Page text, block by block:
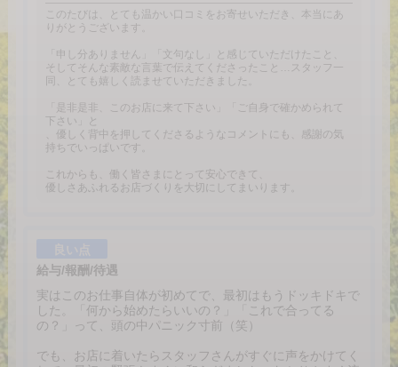
このたびは、とても温かい口コミをお寄せいただき、本当にあ
りがとうございます。
「申し分ありません」「文句なし」と感じていただけたこと、
そしてそんな素敵な言葉で伝えてくださったこと…スタッフ一
同、とても嬉しく読ませていただきました。
「是非是非、このお店に来て下さい」「ご自身で確かめられて
下さい」と
、優しく背中を押してくださるようなコメントにも、感謝の気
持ちでいっぱいです。
これからも、働く皆さまにとって安心できて、
優しさあふれるお店づくりを大切にしてまいります。
給与/報酬/待遇
実はこのお仕事自体が初めてで、最初はもうドッキドキで
した。「何から始めたらいいの？」「これで合ってる
の？」って、頭の中パニック寸前（笑）
でも、お店に着いたらスタッフさんがすぐに声をかけてく